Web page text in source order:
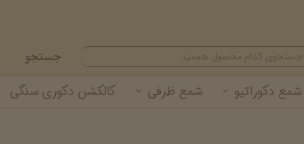
شمع دکوراتیو شمع ظرفی کالکشن دکوری سنگی
جستجو